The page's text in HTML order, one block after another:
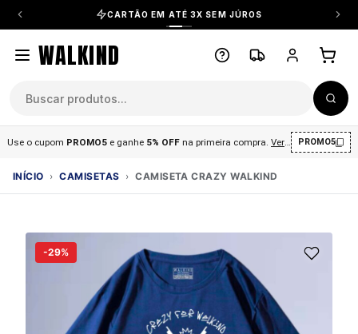
CARTÃO EM ATÉ 3X SEM JÚROS
WALKIND
Use o cupom PROMO5 e ganhe 5% OFF na primeira compra Ver condições .
PROMO5
INÍCIO › CAMISETAS › CAMISETA CRAZY WALKIND
-29%